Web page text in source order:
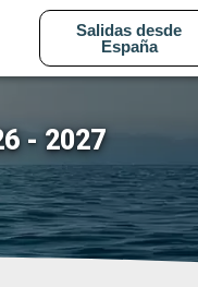
Salidas desde
España
- 2027